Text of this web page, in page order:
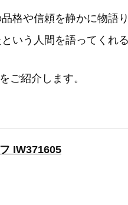
格や信頼を静かに物語り
いう人間を語ってくれる
ご紹介します。
IW371605